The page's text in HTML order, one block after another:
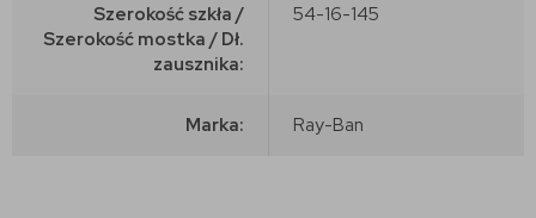
Szerokość szkła /
Szerokość mostka / Dł.
zausznika:
54-16-145
Marka: Ray-Ban